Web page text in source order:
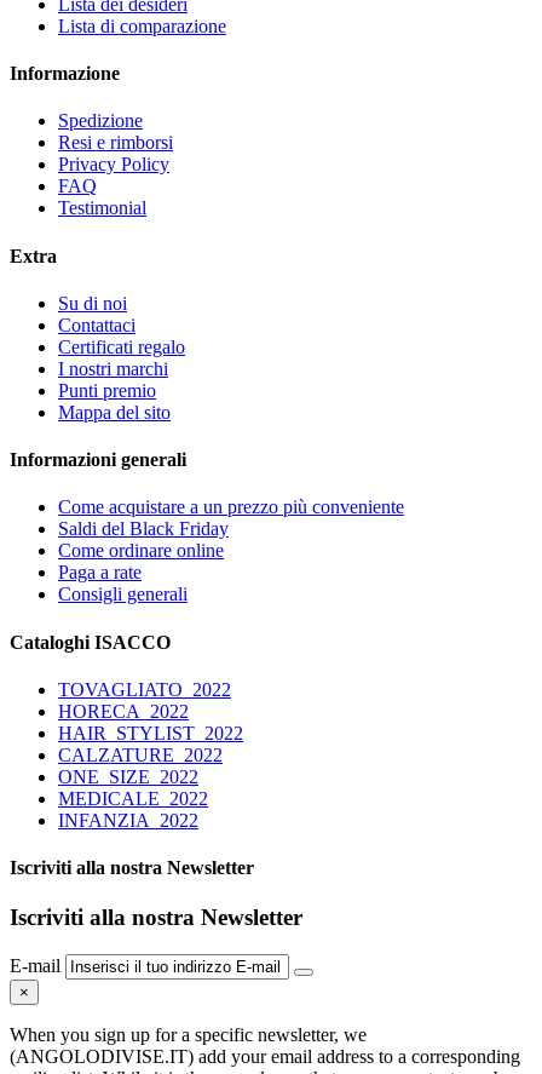
Lista di comparazione
Informazione
Spedizione
Resi e rimborsi
Privacy Policy
FAQ
Testimonial
Extra
Su di noi
Contattaci
Certificati regalo
I nostri marchi
Punti premio
Mappa del sito
Informazioni generali
Come acquistare a un prezzo più conveniente
Saldi del Black Friday
Come ordinare online
Paga a rate
Consigli generali
Cataloghi ISACCO
TOVAGLIATO_2022
HORECA_2022
HAIR_STYLIST_2022
CALZATURE_2022
ONE_SIZE_2022
MEDICALE_2022
INFANZIA_2022
Iscriviti alla nostra Newsletter
Iscriviti alla nostra Newsletter
E-mail
×
When you sign up for a specific newsletter, we
(ANGOLODIVISE.IT) add your email address to a corresponding